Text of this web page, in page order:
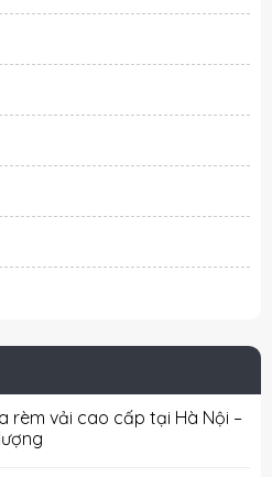
rèm vải cao cấp tại Hà Nội –